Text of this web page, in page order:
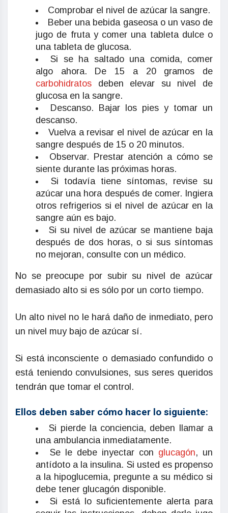
Comprobar el nivel de azúcar la sangre.
Beber una bebida gaseosa o un vaso de
jugo de fruta y comer una tableta dulce o
una tableta de glucosa.
Si se ha saltado una comida, comer
algo ahora. De 15 a 20 gramos de
carbohidratos deben elevar su nivel de
glucosa en la sangre.
Descanso. Bajar los pies y tomar un
descanso.
Vuelva a revisar el nivel de azúcar en la
sangre después de 15 o 20 minutos.
Observar. Prestar atención a cómo se
siente durante las próximas horas.
Si todavía tiene síntomas, revise su
azúcar una hora después de comer. Ingiera
otros refrigerios si el nivel de azúcar en la
sangre aún es bajo.
Si su nivel de azúcar se mantiene baja
después de dos horas, o si sus síntomas
no mejoran, consulte con un médico.
No se preocupe por subir su nivel de azúcar
demasiado alto si es sólo por un corto tiempo.
Un alto nivel no le hará daño de inmediato, pero
un nivel muy bajo de azúcar sí.
Si está inconsciente o demasiado confundido o
está teniendo convulsiones, sus seres queridos
tendrán que tomar el control.
Ellos deben saber cómo hacer lo siguiente:
Si pierde la conciencia, deben llamar a
una ambulancia inmediatamente.
Se le debe inyectar con glucagón, un
antídoto a la insulina. Si usted es propenso
a la hipoglucemia, pregunte a su médico si
debe tener glucagón disponible.
Si está lo suficientemente alerta para